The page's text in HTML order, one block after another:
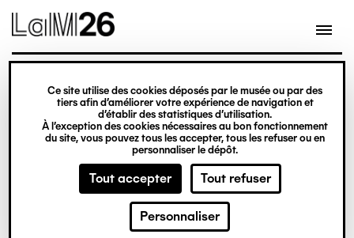
Gestion des cookies
Ce site utilise des cookies déposés par le musée ou par des
tiers afin d’améliorer votre expérience de navigation et
d’établir des statistiques d’utilisation.
À l’exception des cookies nécessaires au bon fonctionnement
du site, vous pouvez tous les accepter, tous les refuser ou en
personnaliser le dépôt.
Tout accepter Tout refuser
Personnaliser
contenu